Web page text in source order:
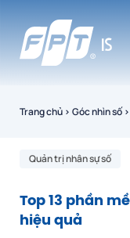
Trang chủ › Góc nhìn số›
Quản trị nhân sự số
Top 13 phần
hiệu quả